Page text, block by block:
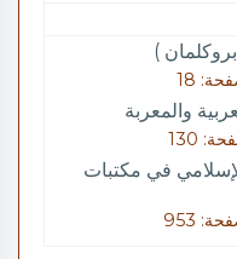
)
والمعربة
في مكتبات